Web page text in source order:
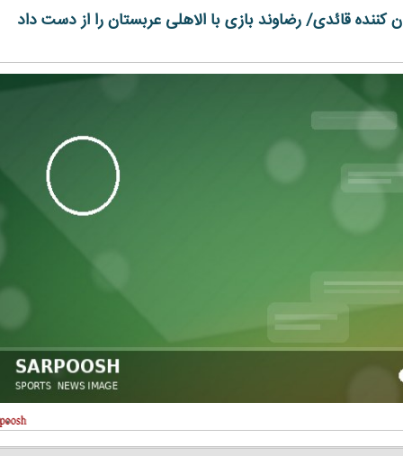
قائدی/ رضاوند بازی با الاهلی عربستان را از دست داد